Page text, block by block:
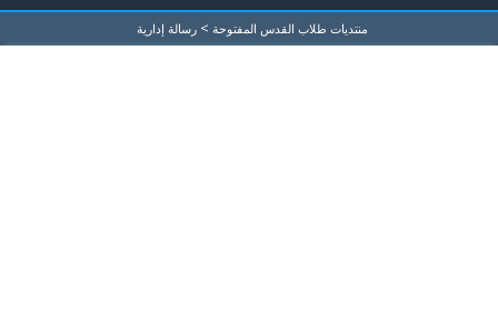
منتديات طلاب القدس المفتوحة > رسالة إدارية